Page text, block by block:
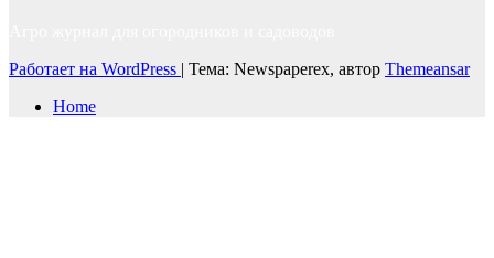
Работает на WordPress | Тема: Newspaperex, автор Themeansar
Home